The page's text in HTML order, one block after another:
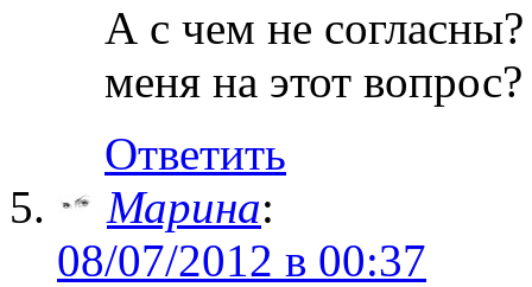
А с чем не
меня на этот вопрос?
Ответить
Марина:
08/07/2012 в 00:37